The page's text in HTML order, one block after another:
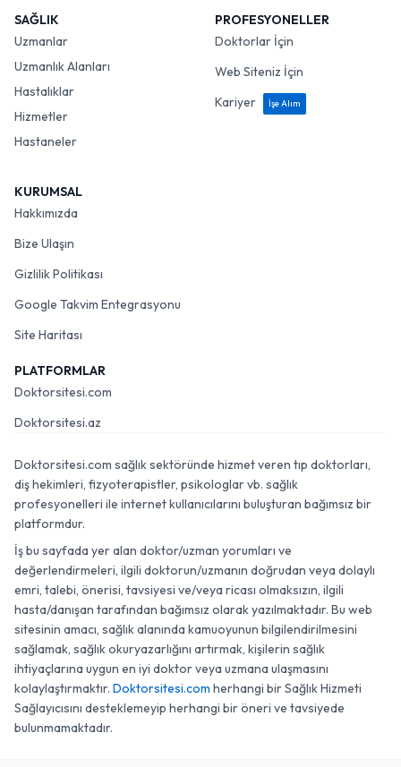
SAĞLIK
Uzmanlar
Uzmanlık Alanları
Hastalıklar
Hizmetler
Hastaneler
PROFESYONELLER
Doktorlar İçin
Web Siteniz İçin
Kariyer
İşe Alım
KURUMSAL
Hakkımızda
Bize Ulaşın
Gizlilik Politikası
Google Takvim Entegrasyonu
Site Haritası
PLATFORMLAR
Doktorsitesi.com
Doktorsitesi.az
Doktorsitesi.com sağlık sektöründe hizmet veren tıp doktorları,
diş hekimleri, fizyoterapistler, psikologlar vb. sağlık
profesyonelleri ile internet kullanıcılarını buluşturan bağımsız bir
platformdur.
İş bu sayfada yer alan doktor/uzman yorumları ve
değerlendirmeleri, ilgili doktorun/uzmanın doğrudan veya dolaylı
emri, talebi, önerisi, tavsiyesi ve/veya ricası olmaksızın, ilgili
hasta/danışan tarafından bağımsız olarak yazılmaktadır. Bu web
sitesinin amacı, sağlık alanında kamuoyunun bilgilendirilmesini
sağlamak, sağlık okuryazarlığını artırmak, kişilerin sağlık
ihtiyaçlarına uygun en iyi doktor veya uzmana ulaşmasını
kolaylaştırmaktır. Doktorsitesi.com herhangi bir Sağlık Hizmeti
Sağlayıcısını desteklemeyip herhangi bir öneri ve tavsiyede
bulunmamaktadır.